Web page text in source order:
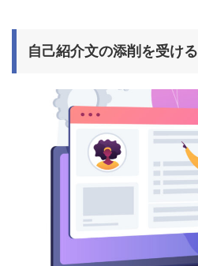
自己紹介文の添削を受ける